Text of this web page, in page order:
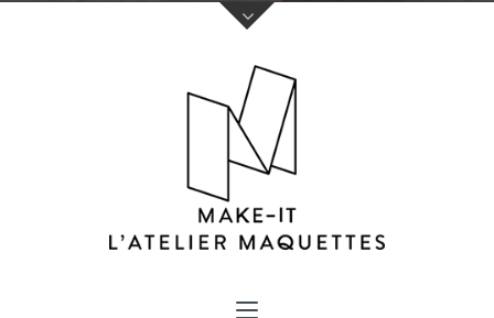
Votre nom (obligatoire)